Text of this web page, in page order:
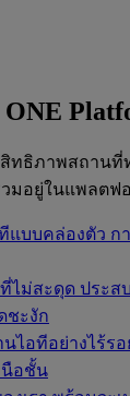
ONE
สิทธิภาพสถาน
มอยู่ในแพลตฟ
แบบคล่องตัว ก
ไม่สะดุด ประส
ชะงัก
ไอทีอย่างไร้ร
นือชั้น